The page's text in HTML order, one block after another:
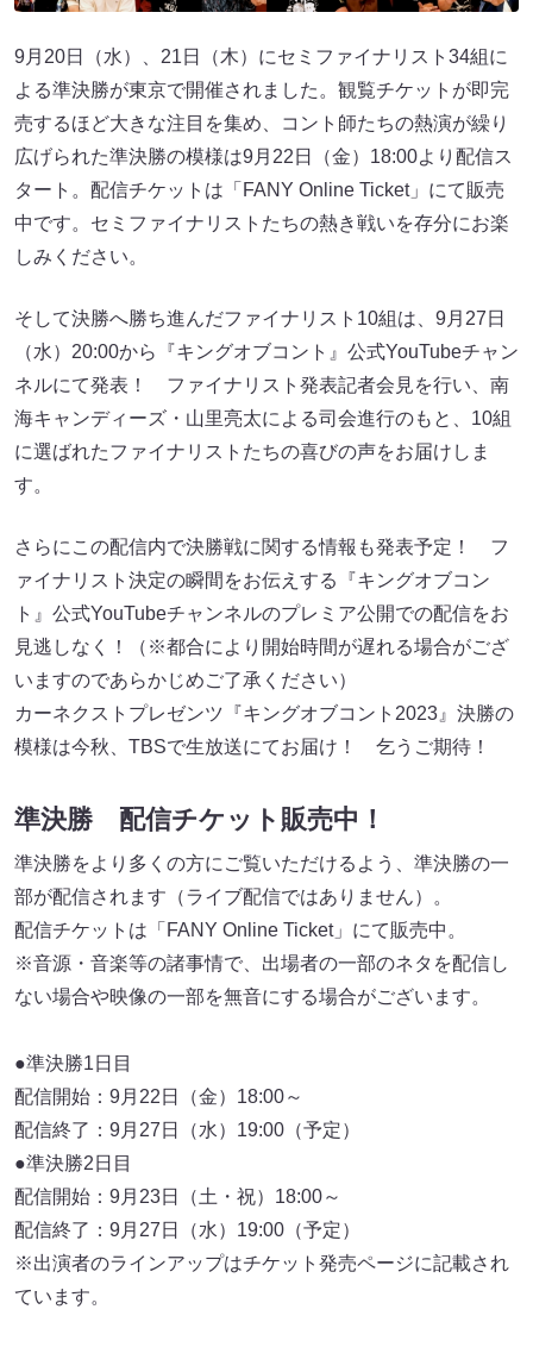
9月20日（水）、21日（木）にセミファイナリスト34組に
よる準決勝が東京で開催されました。観覧チケットが即完
売するほど大きな注目を集め、コント師たちの熱演が繰り
広げられた準決勝の模様は9月22日（金）18:00より配信ス
タート。配信チケットは「FANY Online Ticket」にて販売
中です。セミファイナリストたちの熱き戦いを存分にお楽
しみください。
そして決勝へ勝ち進んだファイナリスト10組は、9月27日
（水）20:00から『キングオブコント』公式YouTubeチャン
ネルにて発表！ ファイナリスト発表記者会見を行い、南
海キャンディーズ・山里亮太による司会進行のもと、10組
に選ばれたファイナリストたちの喜びの声をお届けしま
す。
さらにこの配信内で決勝戦に関する情報も発表予定！ フ
ァイナリスト決定の瞬間をお伝えする『キングオブコン
ト』公式YouTubeチャンネルのプレミア公開での配信をお
見逃しなく！（※都合により開始時間が遅れる場合がござ
いますのであらかじめご了承ください）
カーネクストプレゼンツ『キングオブコント2023』決勝の
模様は今秋、TBSで生放送にてお届け！ 乞うご期待！
準決勝 配信チケット販売中！
準決勝をより多くの方にご覧いただけるよう、準決勝の一
部が配信されます（ライブ配信ではありません）。
配信チケットは「FANY Online Ticket」にて販売中。
※音源・音楽等の諸事情で、出場者の一部のネタを配信し
ない場合や映像の一部を無音にする場合がございます。
●準決勝1日目
配信開始：9月22日（金）18:00～
配信終了：9月27日（水）19:00（予定）
●準決勝2日目
配信開始：9月23日（土・祝）18:00～
配信終了：9月27日（水）19:00（予定）
※出演者のラインアップはチケット発売ページに記載され
ています。